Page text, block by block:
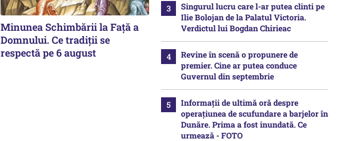
Minunea Schimbării la Față a
Domnului. Ce tradiții se
respectă pe 6 august
Singurul lucru care l-ar putea clinti pe
Ilie Bolojan de la Palatul Victoria.
Verdictul lui Bogdan Chirieac
Revine în scenă o propunere de
premier. Cine ar putea conduce
Guvernul din septembrie
Informații de ultimă oră despre
operațiunea de scufundare a barjelor în
Dunăre. Prima a fost inundată. Ce
urmează - FOTO